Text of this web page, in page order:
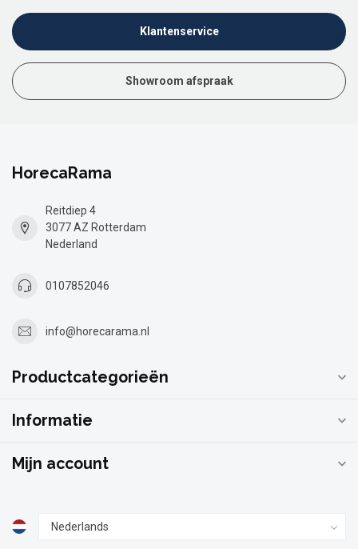
Klantenservice
Showroom afspraak
HorecaRama
Reitdiep 4
3077 AZ Rotterdam
Nederland
0107852046
info@horecarama.nl
Productcategorieën
Informatie
Mijn account